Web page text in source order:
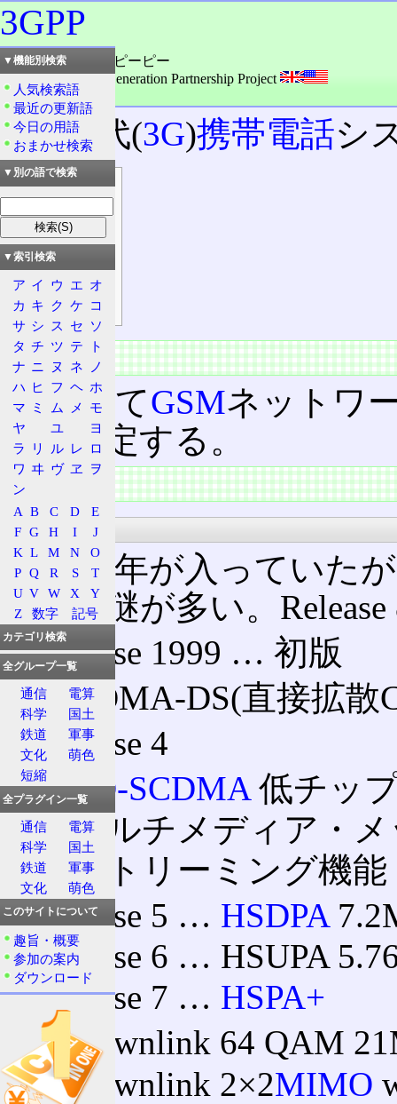
3GPP
読み：さんジー・ピーピー
外語：3GPP: 3rd Generation Partnership Project
品詞：団体組織名
第3世代(3G)携帯電話シ
目次
特徴
リリース
成果
類似団体
概要
主としてGSMネットワ
格を策定する。
特徴
リリース
初版は年が入っていた
いる。謎が多い。
Release 1999 … 初版
CDMA-DS(直接拡散
Release 4
TD-SCDMA低チッ
マルチメディア・
ストリーミング機能
Release 5 … HSDPA
Release 6 … HSUPA
Release 7 … HSPA+
Downlink 64 QAM
Downlink 2×2MIMO
▼機能別検索
人気検索語
最近の更新語
今日の用語
おまかせ検索
▼別の語で検索
▼索引検索
ア イ ウ エ オ
カ キ ク ケ コ
サ シ ス セ ソ
タ チ ツ テ
ト
ナ ニ ヌ ネ
ノ
ハ ヒ フ ヘ ホ
マ ミ ム メ
モ
ヤ
ユ
ヨ
ラ
リ ル レ ロ
ワ ヰ ヴ ヱ
ヲ
ン
A B C D
E
F G H I
J
K L M N
O
P Q R S
T
U V W X
Y
Z
数字 記号
カテゴリ検索
全グループ一覧
通信
電算
科学
国土
鉄道
軍事
文化
萌色
短縮
全プラグイン一覧
通信
電算
科学
国土
鉄道
軍事
文化
萌色
このサイトについて
趣旨・概要
参加の案内
ダウンロード